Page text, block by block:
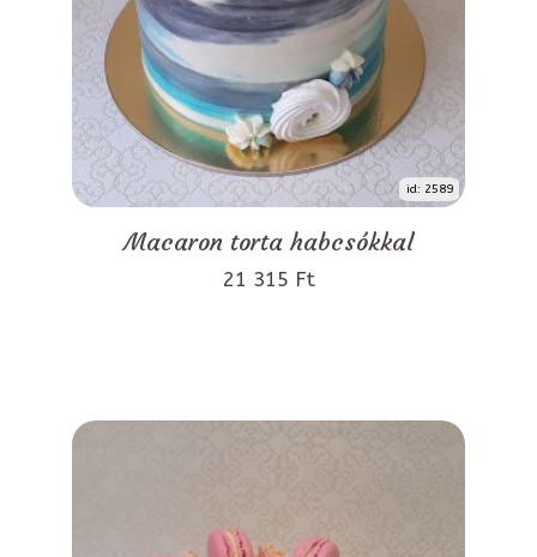
id: 2589
Macaron torta habcsókkal
21 315 Ft